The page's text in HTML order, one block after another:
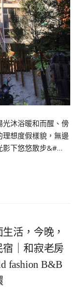
沐浴暖和而醒、傍
想度假樣貌，無邊
影下悠悠散步&#…
活，今晚，
｜和寂老房
fashion B&B